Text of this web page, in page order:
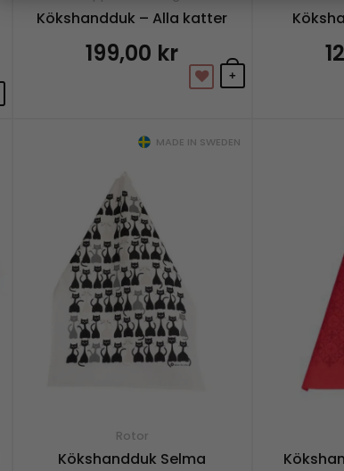
Kökshandduk – Alla katter
199,00 kr
+
MADE IN SWEDEN
Rotor
Kökshandduk Selma